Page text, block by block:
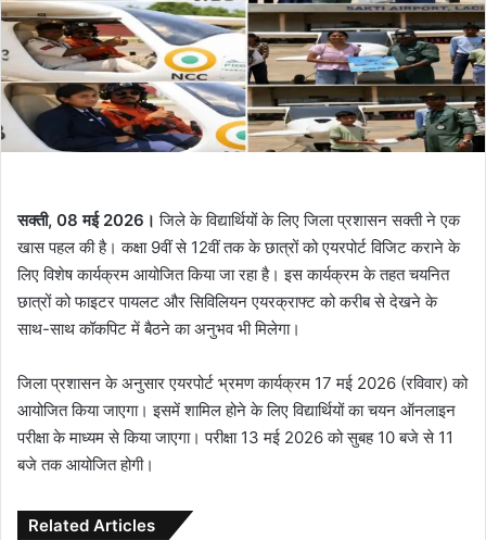
सक्ती, 08 मई 2026। जिले के विद्यार्थियों के लिए जिला प्रशासन सक्ती ने एक
खास पहल की है। कक्षा 9वीं से 12वीं तक के छात्रों को एयरपोर्ट विजिट कराने के
लिए विशेष कार्यक्रम आयोजित किया जा रहा है। इस कार्यक्रम के तहत चयनित
छात्रों को फाइटर पायलट और सिविलियन एयरक्राफ्ट को करीब से देखने के
साथ-साथ कॉकपिट में बैठने का अनुभव भी मिलेगा।
जिला प्रशासन के अनुसार एयरपोर्ट भ्रमण कार्यक्रम 17 मई 2026 (रविवार) को
आयोजित किया जाएगा। इसमें शामिल होने के लिए विद्यार्थियों का चयन ऑनलाइन
परीक्षा के माध्यम से किया जाएगा। परीक्षा 13 मई 2026 को सुबह 10 बजे से 11
बजे तक आयोजित होगी।
Related Articles